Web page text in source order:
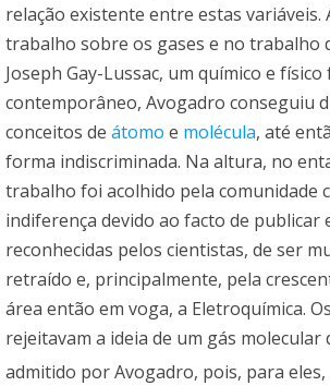
relação existente entre estas variáveis.
trabalho sobre os gases e no trabalho
Joseph Gay-Lussac, um químico e físico
contemporâneo, Avogadro conseguiu
conceitos de átomo e molécula, até
forma indiscriminada. Na altura, no
trabalho foi acolhido pela comunidade
indiferença devido ao facto de publicar
reconhecidas pelos cientistas, de ser
retraído e, principalmente, pela
área então em voga, a Eletroquímica.
rejeitavam a ideia de um gás molecular
admitido por Avogadro, pois, para